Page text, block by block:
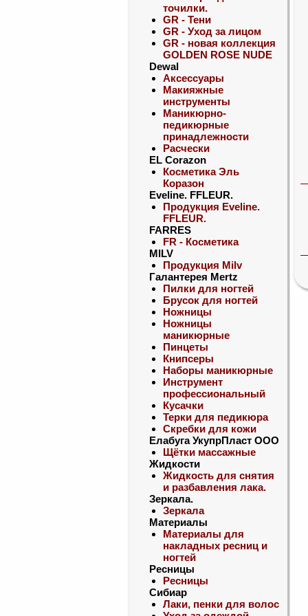
точилки.
GR - Тени
GR - Уход за лицом
GR - новая коллекция
GOLDEN ROSE NUDE
Dewal
Аксессуары
Макияжные
инструменты
Маникюрно-
педикюрные
принадлежности
Расчески
EL Corazon
Косметика Эль
Коразон
Eveline. FFLEUR.
Продукция Eveline.
FFLEUR.
FARRES
FR - Косметика
MILV
Продукция Milv
Галантерея Mertz
Пилки для ногтей
Брусок для ногтей
Ножницы
Ножницы
маникюрные
Пинцеты
Книпсеры
Наборы маникюрные
Инструмент
профессиональный
Кусачки
Терки для педикюра
Скребки для кожи
Елабуга УкупрПласт ООО
Щётки массажные
Жидкости
Жидкость для снятия
и разбавления лака.
Зеркала.
Зеркала
Материалы
Материалы для
накладных ресниц и
ногтей
Ресницы
Ресницы
Сибиар
Лаки, пенки для волос